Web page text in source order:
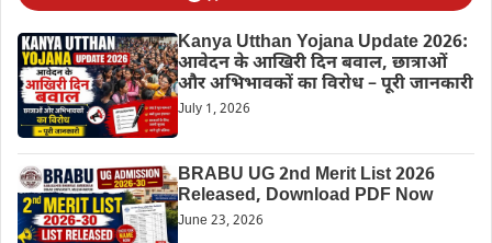
Kanya Utthan Yojana Update 2026:
आवेदन के आखिरी दिन बवाल, छात्राओं
और अभिभावकों का विरोध – पूरी जानकारी
July 1, 2026
BRABU UG 2nd Merit List 2026
Released, Download PDF Now
June 23, 2026